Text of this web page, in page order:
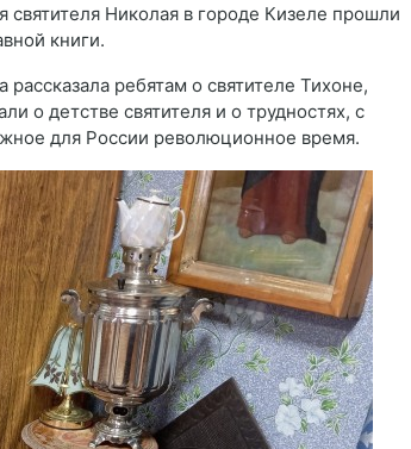
Николая в городе Кизеле прошли
книги.
ребятам о святителе Тихоне,
о детстве святителя и о трудностях, с
для России революционное время.